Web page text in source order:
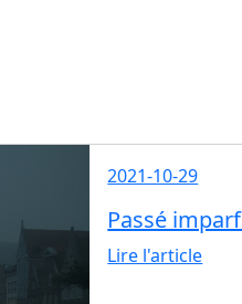
2021-10-29
Passé
Lire l'article